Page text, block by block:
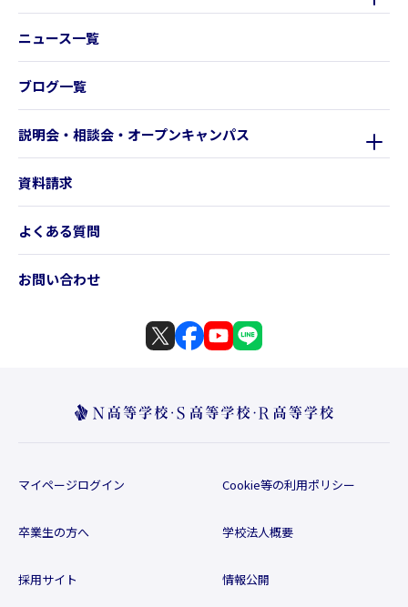
ニュース一覧
ブログ一覧
説明会・相談会・オープンキャンパス
資料請求
よくある質問
お問い合わせ
マイページログイン
卒業生の方へ
採用サイト
Cookie等の利用ポリシー
学校法人概要
情報公開